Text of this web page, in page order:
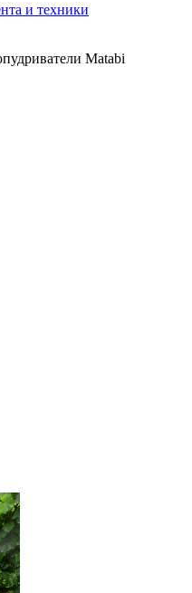
и техники
Matabi